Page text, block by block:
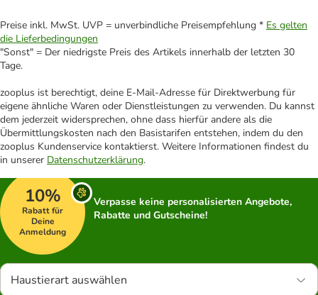
Preise inkl. MwSt. UVP = unverbindliche Preisempfehlung * Es gelten
die Lieferbedingungen
"Sonst" = Der niedrigste Preis des Artikels innerhalb der letzten 30
Tage.
zooplus ist berechtigt, deine E-Mail-Adresse für Direktwerbung für
eigene ähnliche Waren oder Dienstleistungen zu verwenden. Du kannst
dem jederzeit widersprechen, ohne dass hierfür andere als die
Übermittlungskosten nach den Basistarifen entstehen, indem du den
zooplus Kundenservice kontaktierst. Weitere Informationen findest du
in unserer Datenschutzerklärung.
10%
Rabatt für
Deine
Anmeldung
Verpasse keine personalisierten Angebote,
Rabatte und Gutscheine!
Haustierart auswählen